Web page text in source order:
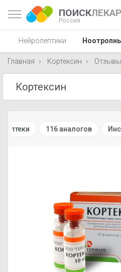
ПОИСК
Россия
Нейролептики
Главная Кортексин Отзывы
аптеки 116 аналогов